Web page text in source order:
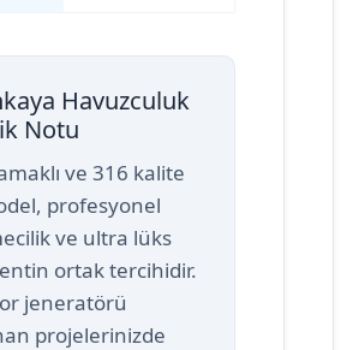
Havuzculuk
Notu
ve 316 kalite
profesyonel
ve ultra lüks
ortak tercihidir.
jeneratörü
projelerinizde